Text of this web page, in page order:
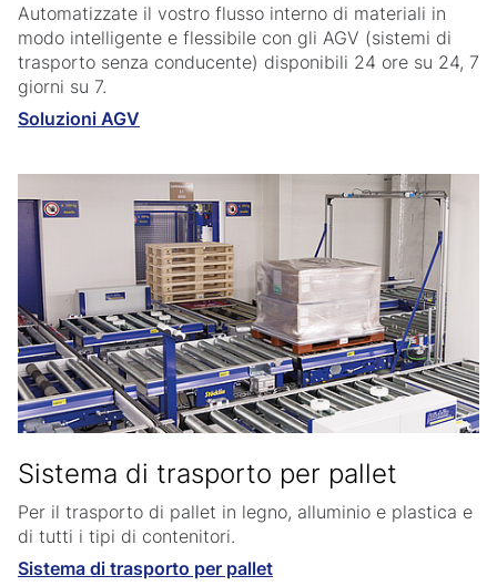
Automatizzate il vostro flusso interno di materiali in
modo intelligente e flessibile con gli AGV (sistemi di
trasporto senza conducente) disponibili 24 ore su 24, 7
giorni su 7.
Soluzioni AGV
Sistema di trasporto per pallet
Per il trasporto di pallet in legno, alluminio e plastica e
di tutti i tipi di contenitori.
Sistema di trasporto per pallet